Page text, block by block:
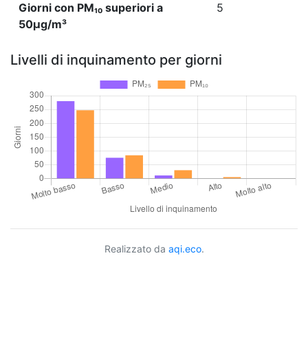
Giorni con PM₁₀ superiori a
50µg/m³
5
Livelli di inquinamento per giorni
Realizzato da aqi.eco.